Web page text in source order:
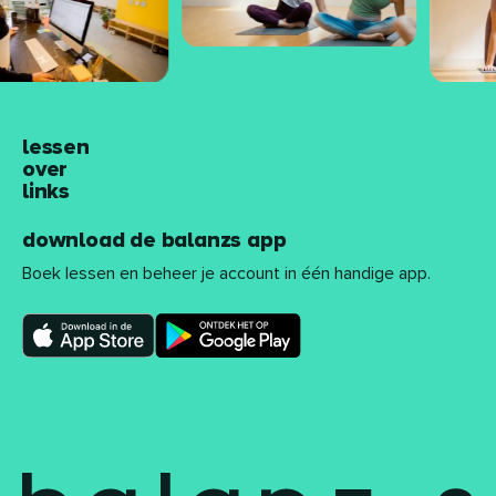
lessen
over
links
download de balanzs app
Boek lessen en beheer je account in één handige app.